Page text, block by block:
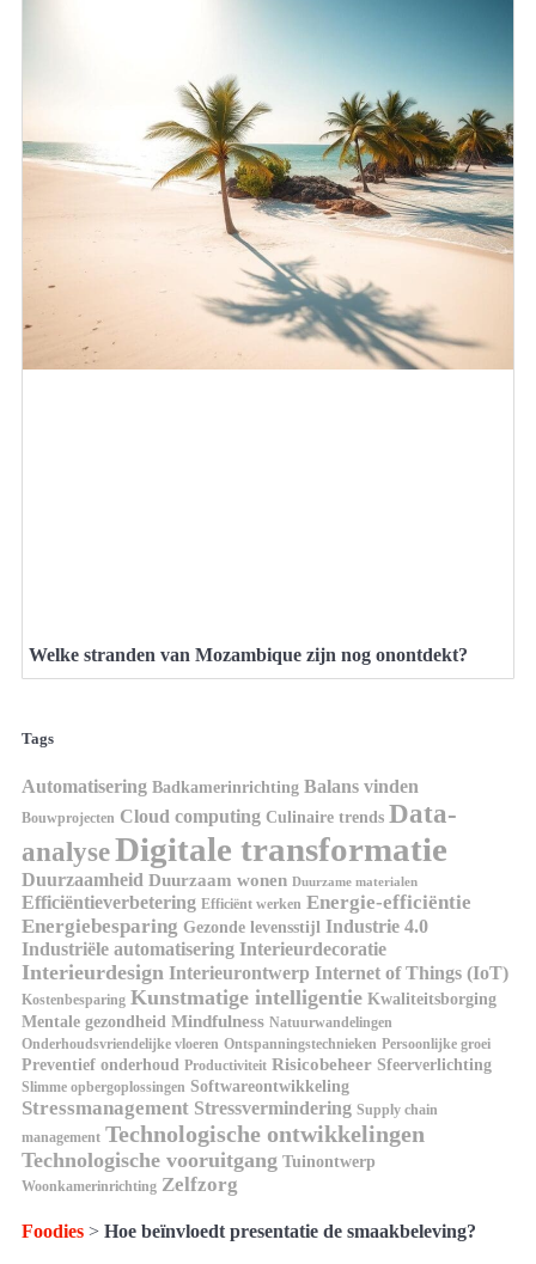
Welke stranden van Mozambique zijn nog onontdekt?
Tags
Automatisering Badkamerinrichting Balans vinden
Bouwprojecten Cloud computing Culinaire trends Data-
analyseDigitale transformatie
Duurzaamheid Duurzaam wonen Duurzame materialen
Efficiëntieverbetering Efficiënt werken Energie-efficiëntie
Energiebesparing Gezonde levensstijl Industrie 4.0
Industriële automatisering Interieurdecoratie
Interieurdesign Interieurontwerp Internet of Things (IoT)
Kostenbesparing Kunstmatige intelligentie Kwaliteitsborging
Mentale gezondheid Mindfulness Natuurwandelingen
Onderhoudsvriendelijke vloeren Ontspanningstechnieken Persoonlijke groei
Preventief onderhoud Productiviteit Risicobeheer Sfeerverlichting
Slimme opbergoplossingen Softwareontwikkeling
Stressmanagement Stressvermindering Supply chain
management Technologische ontwikkelingen
Technologische vooruitgang Tuinontwerp
Woonkamerinrichting Zelfzorg
Foodies > Hoe beïnvloedt presentatie de smaakbeleving?